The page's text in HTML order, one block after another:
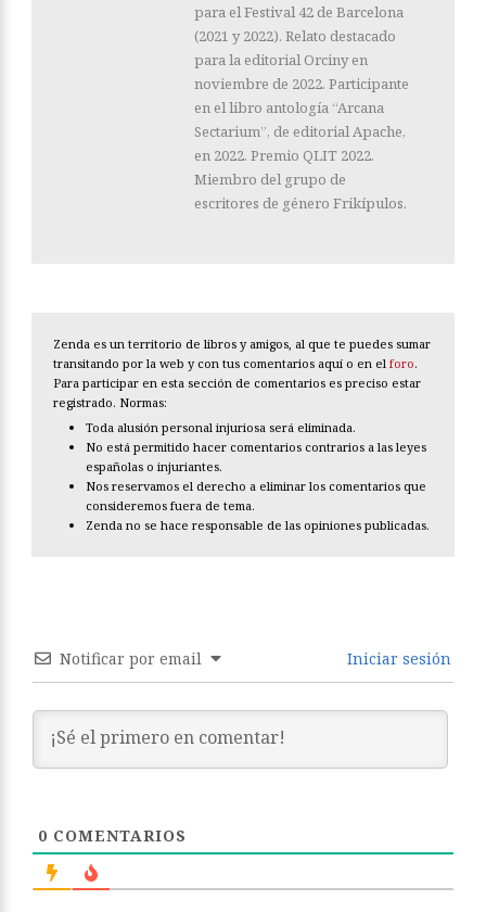
para el Festival 42 de Barcelona
(2021 y 2022). Relato destacado
para la editorial Orciny en
noviembre de 2022. Participante
en el libro antología “Arcana
Sectarium”, de editorial Apache,
en 2022. Premio QLIT 2022.
Miembro del grupo de
escritores de género Frikípulos.
Zenda es un territorio de libros y amigos, al que te puedes sumar
transitando por la web y con tus comentarios aquí o en el foro.
Para participar en esta sección de comentarios es preciso estar
registrado. Normas:
Toda alusión personal injuriosa será eliminada.
No está permitido hacer comentarios contrarios a las leyes
españolas o injuriantes.
Nos reservamos el derecho a eliminar los comentarios que
consideremos fuera de tema.
Zenda no se hace responsable de las opiniones publicadas.
Notificar por email Iniciar sesión
0 COMENTARIOS